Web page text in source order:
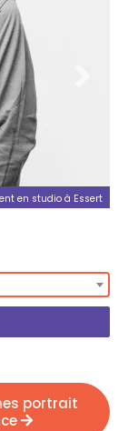
en studio à Essert
portrait